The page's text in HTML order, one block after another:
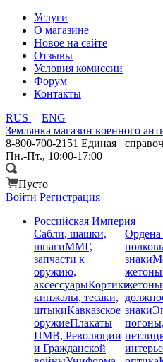
Услуги
О магазине
Новое на сайте
Отзывы
Условия комиссии
Форум
Контакты
RUS | ENG
Землянка магазин военного
8-800-700-2151 Единая
Пн.-Пт., 10:00-17:00
Пусто
Войти Регистрация
Российская Империя
Сабли, шашки,
шпагиММГ,
запчасти к
оружию,
аксессуарыКортики,
кинжалы, тесаки,
штыкиКавказское
оружиеПлакаты
ПМВ, Революции
и Гражданской
Ордена
знаки
жетоны
знаки
погоны,